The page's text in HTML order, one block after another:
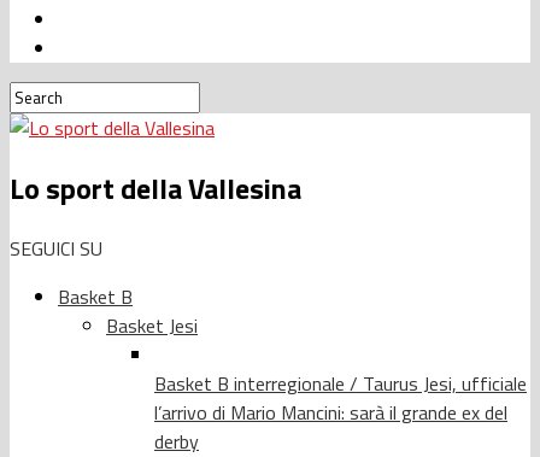
Lo sport della Vallesina
SEGUICI SU
Basket B
Basket Jesi
Basket B interregionale / Taurus Jesi, ufficiale
l’arrivo di Mario Mancini: sarà il grande ex del
derby